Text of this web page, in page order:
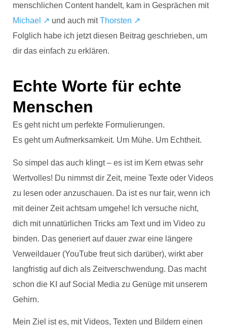
menschlichen Content handelt, kam in Gesprächen mit
Michael ↗ und auch mitThorsten ↗
Folglich habe ich jetzt diesen Beitrag geschrieben, um
dir das einfach zu erklären.
Echte Worte für echte
Menschen
Es geht nicht um perfekte Formulierungen.
Es geht um Aufmerksamkeit. Um Mühe. Um Echtheit.
So simpel das auch klingt – es ist im Kern etwas sehr
Wertvolles! Du nimmst dir Zeit, meine Texte oder Videos
zu lesen oder anzuschauen. Da ist es nur fair, wenn ich
mit deiner Zeit achtsam umgehe! Ich versuche nicht,
dich mit unnatürlichen Tricks am Text und im Video zu
binden. Das generiert auf dauer zwar eine längere
Verweildauer (YouTube freut sich darüber), wirkt aber
langfristig auf dich als Zeitverschwendung. Das macht
schon die KI auf Social Media zu Genüge mit unserem
Gehirn.
Mein Ziel ist es, mit Videos, Texten und Bildern einen